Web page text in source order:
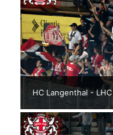
HC Langenthal - LHC